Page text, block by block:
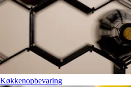
Køkkenopbevaring